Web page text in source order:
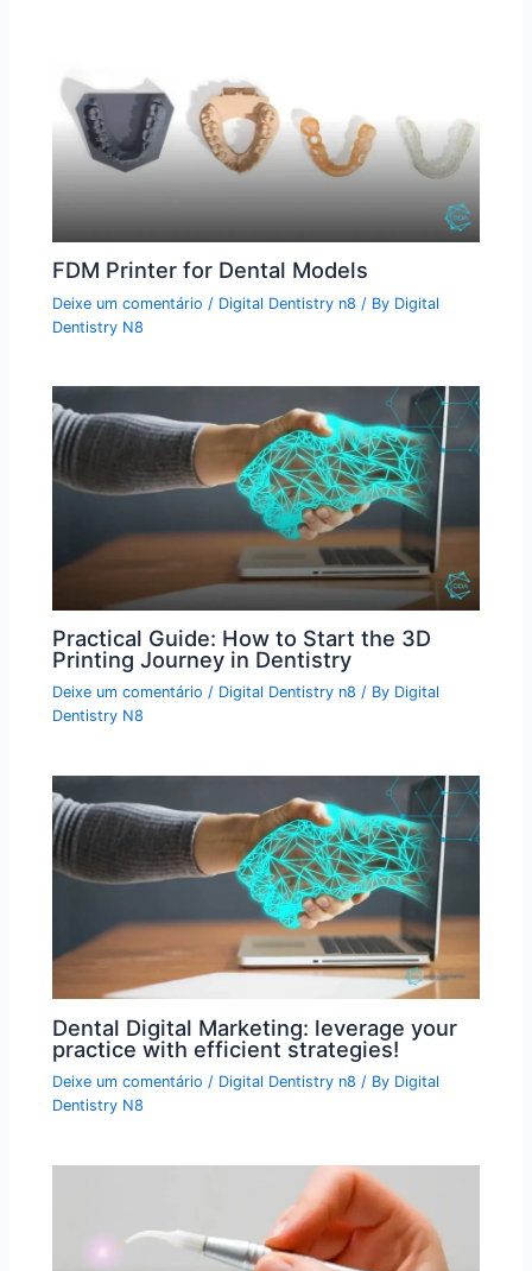
FDM Printer for Dental Models
Deixe um comentário / Digital Dentistry n8 / By Digital
Dentistry N8
Practical Guide: How to Start the 3D
Printing Journey in Dentistry
Deixe um comentário / Digital Dentistry n8 / By Digital
Dentistry N8
Dental Digital Marketing: leverage your
practice with efficient strategies!
Deixe um comentário / Digital Dentistry n8 / By Digital
Dentistry N8